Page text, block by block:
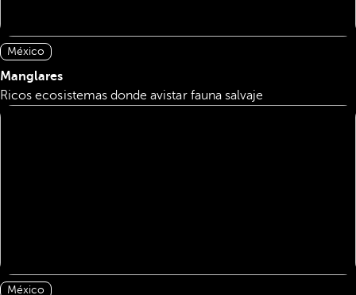
México
Manglares
Ricos ecosistemas donde avistar fauna salvaje
México